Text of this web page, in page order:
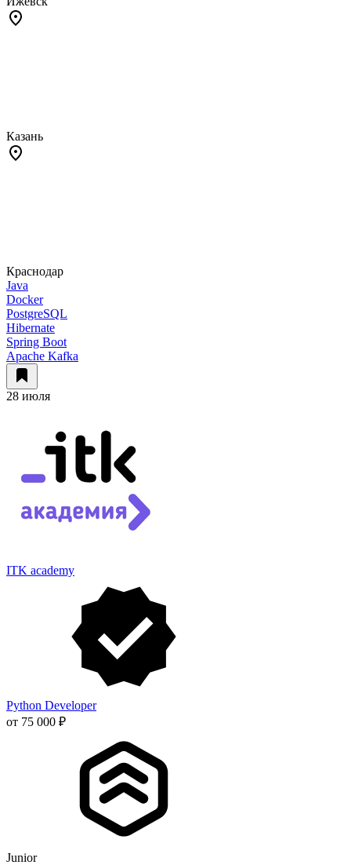
Казань
Краснодар
Java
Docker
PostgreSQL
Hibernate
Spring Boot
Apache Kafka
28 июля
ITK academy
Python Developer
от 75 000 ₽
Junior